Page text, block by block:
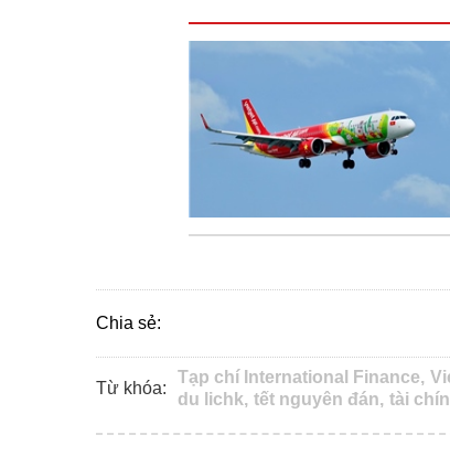
Chia sẻ:
Từ khóa:
Tạp chí International Finance,
du lichk, tết nguyên đán, tài